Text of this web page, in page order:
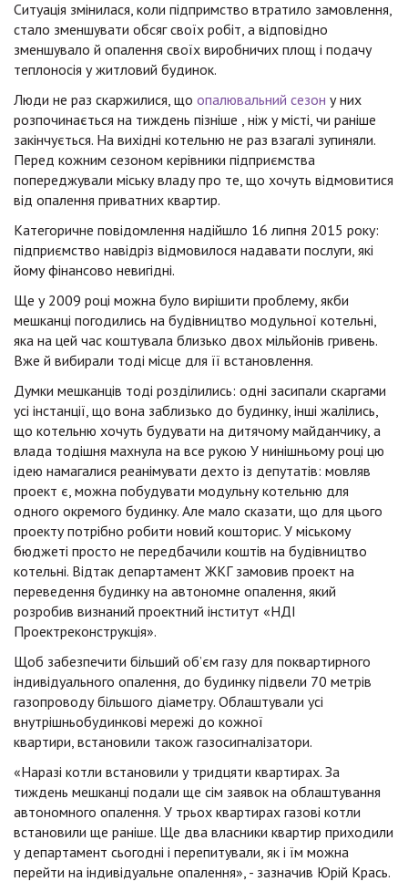
Ситуація змінилася, коли підпримство втратило замовлення,
стало зменшувати обсяг своїх робіт, а відповідно
зменшувало й опалення своїх виробничих площ і подачу
теплоносія у житловий будинок.
Люди не раз скаржилися, що опалювальний сезон у них
розпочинається на тиждень пізніше , ніж у місті, чи раніше
закінчується. На вихідні котельню не раз взагалі зупиняли.
Перед кожним сезоном керівники підприємства
попереджували міську владу про те, що хочуть відмовитися
від опалення приватних квартир.
Категоричне повідомлення надійшло 16 липня 2015 року:
підприємство навідріз відмовилося надавати послуги, які
йому фінансово невигідні.
Ще у 2009 році можна було вирішити проблему, якби
мешканці погодились на будівництво модульної котельні,
яка на цей час коштувала близько двох мільйонів гривень.
Вже й вибирали тоді місце для її встановлення.
Думки мешканців тоді розділились: одні засипали скаргами
усі інстанції, що вона заблизько до будинку, інші жалілись,
що котельню хочуть будувати на дитячому майданчику, а
влада тодішня махнула на все рукою У нинішньому році цю
ідею намагалися реанімувати дехто із депутатів: мовляв
проект є, можна побудувати модульну котельню для
одного окремого будинку. Але мало сказати, що для цього
проекту потрібно робити новий кошторис. У міському
бюджеті просто не передбачили коштів на будівництво
котельні. Відтак департамент ЖКГ замовив проект на
переведення будинку на автономне опалення, який
розробив визнаний проектний інститут «НДІ
Проектреконструкція».
Щоб забезпечити більший об’єм газу для поквартирного
індивідуального опалення, до будинку підвели 70 метрів
газопроводу більшого діаметру. Облаштували усі
внутрішньобудинкові мережі до кожної
квартири, встановили також газосигналізатори.
«Наразі котли встановили у тридцяти квартирах. За
тиждень мешканці подали ще сім заявок на облаштування
автономного опалення. У трьох квартирах газові котли
встановили ще раніше. Ще два власники квартир приходили
у департамент сьогодні і перепитували, як і їм можна
перейти на індивідуальне опалення», - зазначив Юрій Крась.